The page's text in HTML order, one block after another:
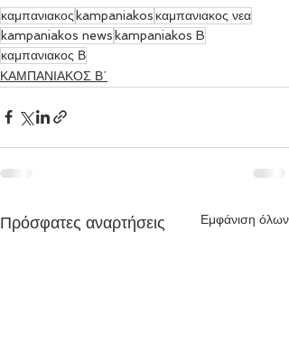
καμπανιακος kampaniakos καμπανιακος νεα
kampaniakos news kampaniakos B
καμπανιακος Β
ΚΑΜΠΑΝΙΑΚΟΣ Β΄
Πρόσφατες αναρτήσεις Εμφάνιση όλων